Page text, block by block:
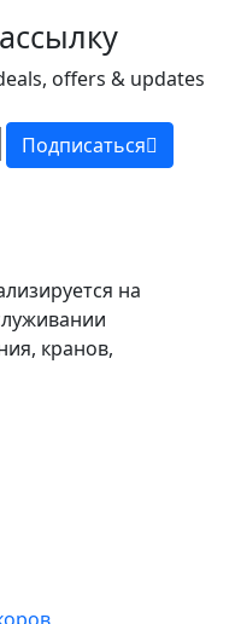
offers & updates
Подписаться
на
кранов,